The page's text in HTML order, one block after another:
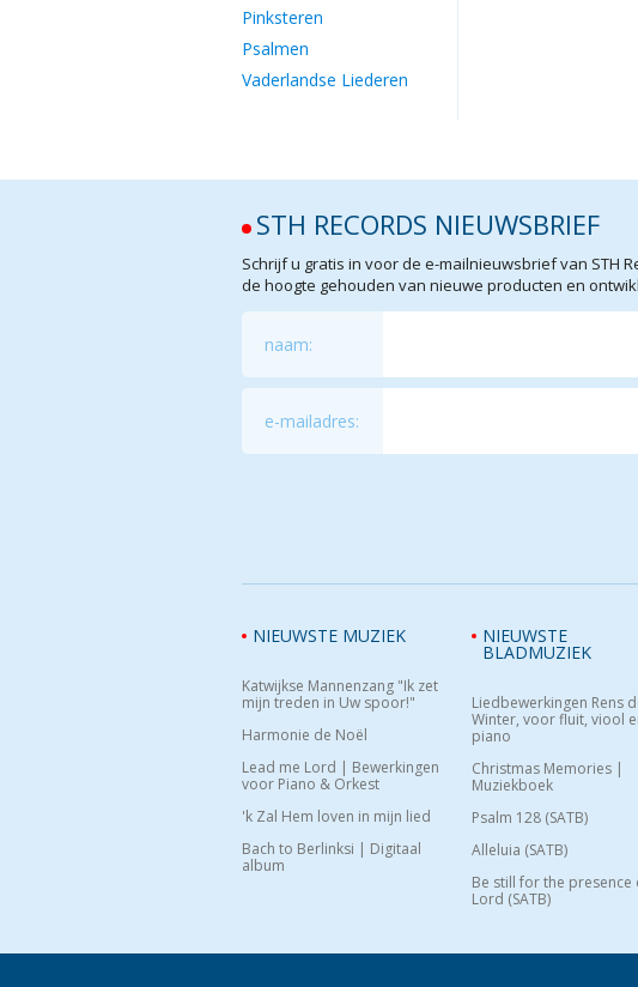
Pinksteren
Psalmen
Vaderlandse Liederen
STH RECORDS NIEUWSBRIEF
Schrijf u gratis in voor de e-mailnieuwsbrief van STH
de hoogte gehouden van nieuwe producten en
naam:
e-mailadres:
NIEUWSTE MUZIEK
Katwijkse Mannenzang "Ik zet
mijn treden in Uw spoor!"
Harmonie de Noël
Lead me Lord | Bewerkingen
voor Piano & Orkest
'k Zal Hem loven in mijn lied
Bach to Berlinksi | Digitaal
album
NIEUWSTE
BLADMUZIEK
Liedbewerkingen Rens
Winter, voor fluit, viool
piano
Christmas Memories |
Muziekboek
Psalm 128 (SATB)
Alleluia (SATB)
Be still for the presence
Lord (SATB)